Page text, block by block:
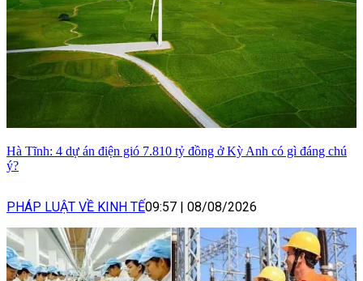
Hà Tĩnh: 4 dự án điện gió 7.810 tỷ đồng ở Kỳ Anh có gì đáng chú
ý?
PHÁP LUẬT VỀ KINH TẾ09:57 | 08/08/2026